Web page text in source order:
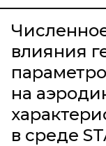
влияния
на
в среде